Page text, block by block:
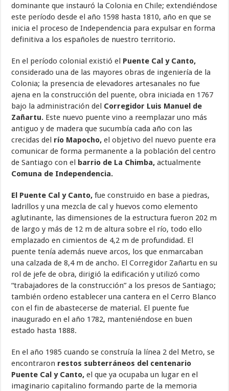
dominante que instauró la Colonia en Chile; extendiéndose
este período desde el año 1598 hasta 1810, año en que se
inicia el proceso de Independencia para expulsar en forma
definitiva a los españoles de nuestro territorio.
En el período colonial existió el Puente Cal y Canto,
considerado una de las mayores obras de ingeniería de la
Colonia; la presencia de elevadores artesanales no fue
ajena en la construcción del puente, obra iniciada en 1767
bajo la administración del Corregidor Luis Manuel de
Zañartu. Este nuevo puente vino a reemplazar uno más
antiguo y de madera que sucumbía cada año con las
crecidas del río Mapocho, el objetivo del nuevo puente era
comunicar de forma permanente a la población del centro
de Santiago con el barrio de La Chimba, actualmente
Comuna de Independencia.
El Puente Cal y Canto, fue construido en base a piedras,
ladrillos y una mezcla de cal y huevos como elemento
aglutinante, las dimensiones de la estructura fueron 202 m
de largo y más de 12 m de altura sobre el río, todo ello
emplazado en cimientos de 4,2 m de profundidad. El
puente tenía además nueve arcos, los que enmarcaban
una calzada de 8,4 m de ancho. El Corregidor Zañartu en su
rol de jefe de obra, dirigió la edificación y utilizó como
“trabajadores de la construcción” a los presos de Santiago;
también ordeno establecer una cantera en el Cerro Blanco
con el fin de abastecerse de material. El puente fue
inaugurado en el año 1782, manteniéndose en buen
estado hasta 1888.
En el año 1985 cuando se construía la línea 2 del Metro, se
encontraron restos subterráneos del centenario
Puente Cal y Canto, el que ya ocupaba un lugar en el
imaginario capitalino formando parte de la memoria